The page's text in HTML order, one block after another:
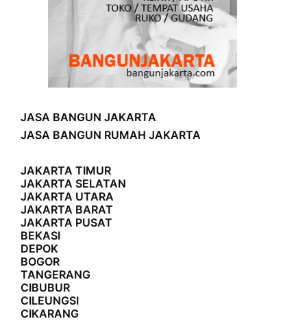
JASA BANGUN JAKARTA
JASA BANGUN RUMAH JAKARTA
JAKARTA TIMUR
JAKARTA SELATAN
JAKARTA UTARA
JAKARTA BARAT
JAKARTA PUSAT
BEKASI
DEPOK
BOGOR
TANGERANG
CIBUBUR
CILEUNGSI
CIKARANG